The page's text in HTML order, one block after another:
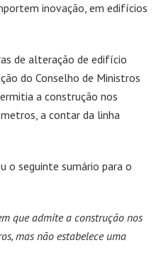
inovação, em edifícios
de alteração de edifício
do Conselho de Ministros
a construção nos
a contar da linha
o seguinte sumário para o
que admite a construção nos
mas não estabelece uma